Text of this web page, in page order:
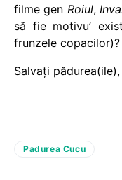
filme gen Roiul,
să fie motivu’
frunzele copacilor)?
Salvaţi
Padurea Cucu